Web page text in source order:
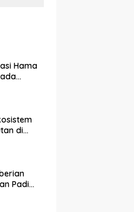
Hama
di
Padi